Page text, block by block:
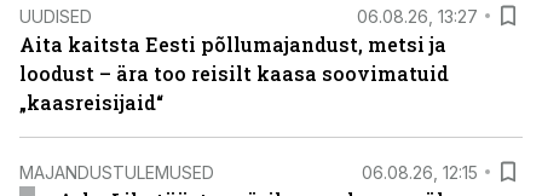
UUDISED 06.08.26, 13:27
Aita kaitsta Eesti põllumajandust, metsi ja
loodust – ära too reisilt kaasa soovimatuid
„kaasreisijaid“
MAJANDUSTULEMUSED 06.08.26, 12:15